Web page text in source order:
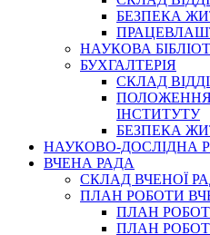
БЕЗПЕКА
НАУКОВА
БУХГАЛТЕРІЯ
СКЛАД
ПОЛОЖЕННЯ
ІНСТИТУТУ
БЕЗПЕКА
НАУКОВО-ДОСЛІДНА
ВЧЕНА РАДА
СКЛАД ВЧЕНОЇ
ПЛАН РОБОТИ
ПЛАН
ПЛАН